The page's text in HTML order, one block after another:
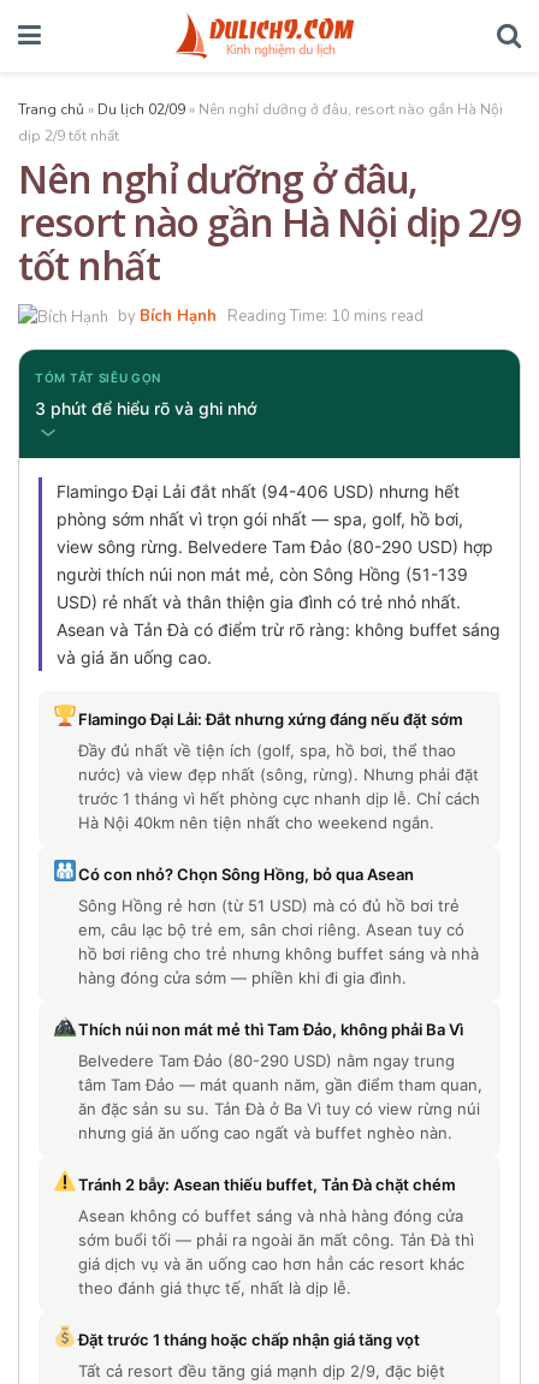
Trang chủ » Du lịch 02/09 » Nên nghỉ dưỡng ở đâu, resort nào gần Hà Nội
dịp 2/9 tốt nhất
Nên nghỉ dưỡng ở đâu,
resort nào gần Hà Nội dịp 2/9
tốt nhất
by Bích Hạnh Reading Time: 10 mins read
TÓM TẮT SIÊU GỌN
3 phút để hiểu rõ và ghi nhớ
Flamingo Đại Lải đắt nhất (94-406 USD) nhưng hết
phòng sớm nhất vì trọn gói nhất — spa, golf, hồ bơi,
view sông rừng. Belvedere Tam Đảo (80-290 USD) hợp
người thích núi non mát mẻ, còn Sông Hồng (51-139
USD) rẻ nhất và thân thiện gia đình có trẻ nhỏ nhất.
Asean và Tản Đà có điểm trừ rõ ràng: không buffet sáng
và giá ăn uống cao.
Flamingo Đại Lải: Đắt nhưng xứng đáng nếu đặt sớm
Đầy đủ nhất về tiện ích (golf, spa, hồ bơi, thể thao
nước) và view đẹp nhất (sông, rừng). Nhưng phải đặt
trước 1 tháng vì hết phòng cực nhanh dịp lễ. Chỉ cách
Hà Nội 40km nên tiện nhất cho weekend ngắn.
Có con nhỏ? Chọn Sông Hồng, bỏ qua Asean
Sông Hồng rẻ hơn (từ 51 USD) mà có đủ hồ bơi trẻ
em, câu lạc bộ trẻ em, sân chơi riêng. Asean tuy có
hồ bơi riêng cho trẻ nhưng không buffet sáng và nhà
hàng đóng cửa sớm — phiền khi đi gia đình.
Thích núi non mát mẻ thì Tam Đảo, không phải Ba Vì
Belvedere Tam Đảo (80-290 USD) nằm ngay trung
tâm Tam Đảo — mát quanh năm, gần điểm tham quan,
ăn đặc sản su su. Tản Đà ở Ba Vì tuy có view rừng núi
nhưng giá ăn uống cao ngất và buffet nghèo nàn.
Tránh 2 bẫy: Asean thiếu buffet, Tản Đà chặt chém
Asean không có buffet sáng và nhà hàng đóng cửa
sớm buổi tối — phải ra ngoài ăn mất công. Tản Đà thì
giá dịch vụ và ăn uống cao hơn hẳn các resort khác
theo đánh giá thực tế, nhất là dịp lễ.
Đặt trước 1 tháng hoặc chấp nhận giá tăng vọt
Tất cả resort đều tăng giá mạnh dịp 2/9, đặc biệt